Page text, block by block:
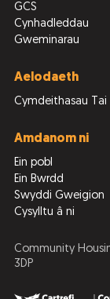
GCS
Cynhadleddau
Gweminarau
Aelodaeth
Cymdeithasau Tai
Amdanom ni
Ein pobl
Ein Bwrdd
Swyddi Gweigion
Cysylltu â ni
Community
3DP